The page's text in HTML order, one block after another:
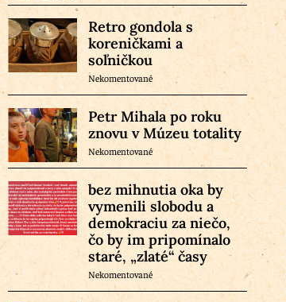
Retro gondola s
koreničkami a
soľničkou
Nekomentované
Petr Mihala po roku
znovu v Múzeu totality
Nekomentované
bez mihnutia oka by
vymenili slobodu a
demokraciu za niečo,
čo by im pripomínalo
staré, „zlaté“ časy
Nekomentované